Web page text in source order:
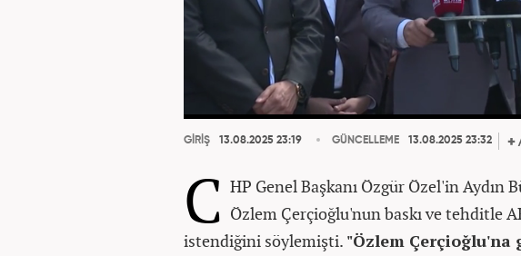
GİRİŞ 13.08.2025 23:19 GÜNCELLEME 13.08.2025 23:32
C HP Genel Başkanı Özgür Özel'in Aydın
Özlem Çerçioğlu'nun baskı ve tehditle
istendiğini söylemişti. "Özlem